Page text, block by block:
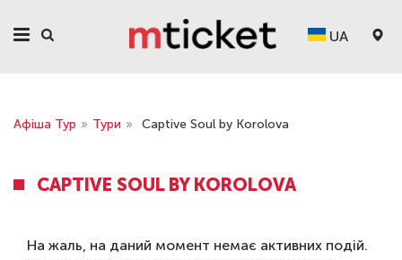
UA
Афіша Тур » Тури » Captive Soul by Korolova
CAPTIVE SOUL BY KOROLOVA
На жаль, на даний момент немає активних подій.